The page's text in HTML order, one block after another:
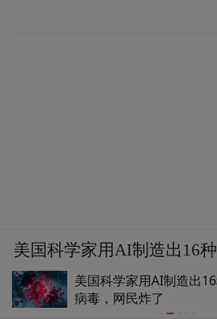
科学家用AI制造出16种全新
，网民炸了
美国科学家用AI制造出16种
全新病毒，网民炸了…